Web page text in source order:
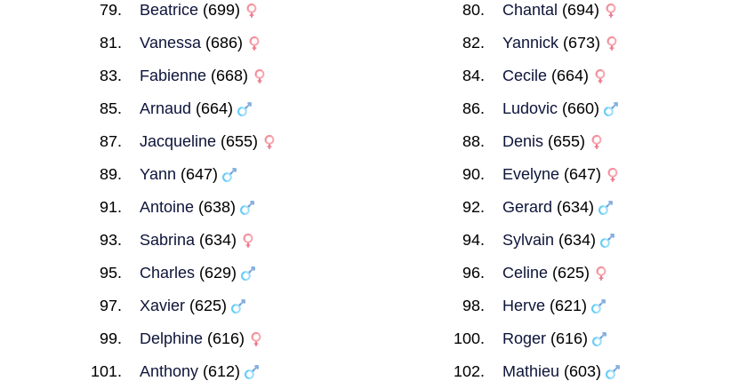
Beatrice (699) Chantal (694)
Vanessa (686) Yannick(673)
Fabienne (668) Cecile(664)
Arnaud (664) Ludovic(660)
Jacqueline (655) Denis(655)
Yann (647) Evelyne(647)
Antoine (638) Gerard (634)
Sabrina (634) Sylvain (634)
Charles (629) Celine(625)
Xavier (625) Herve(621)
Delphine (616) Roger(616)
Anthony (612) Mathieu (603)